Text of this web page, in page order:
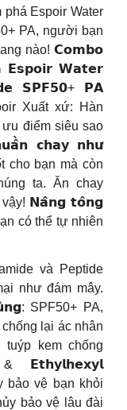
Espoir Water
PA, người bạn
nào! 𝗖𝗼𝗺𝗯𝗼
𝗪𝗮𝘁𝗲𝗿
𝗦𝗣𝗙𝟱𝟬+ 𝗣𝗔
Xuất xứ: Hàn
điểm siêu sao
𝗰𝗵𝗮𝘆 𝗻𝗵𝘂̛
cho bạn mà còn
ta. Ăn chay
vậy! 𝗡𝗮̂𝗻𝗴 𝘁𝗼̂𝗻𝗴
có thể tự nhiên
và Peptide
như đám mây.
SPF50+ PA,
lại ác nhân
tuýp kem chống
𝗘𝘁𝗵𝘆𝗹𝗵𝗲𝘅𝘆𝗹
vệ bạn khỏi
bảo vệ lâu đài